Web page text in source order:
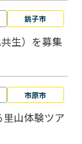
銚子市
生）を募集
市原市
里山体験ツア